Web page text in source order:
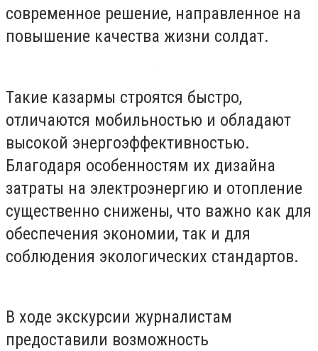
современное решение, направленное на
повышение качества жизни солдат.
Такие казармы строятся быстро,
отличаются мобильностью и обладают
высокой энергоэффективностью.
Благодаря особенностям их дизайна
затраты на электроэнергию и отопление
существенно снижены, что важно как для
обеспечения экономии, так и для
соблюдения экологических стандартов.
В ходе экскурсии журналистам
предоставили возможность